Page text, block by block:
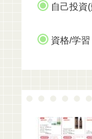
自己投資
資格/学習